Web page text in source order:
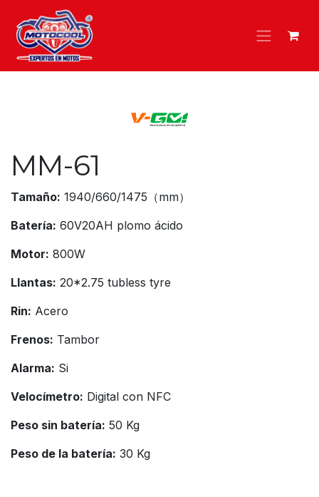
Ir al contenido
MM-61
Tamaño: 1940/660/1475（mm）
Batería: 60V20AH plomo ácido
Motor: 800W
Llantas: 20*2.75 tubless tyre
Rin: Acero
Frenos: Tambor
Alarma: Si
Velocímetro: Digital con NFC
Peso sin batería: 50 Kg
Peso de la batería: 30 Kg